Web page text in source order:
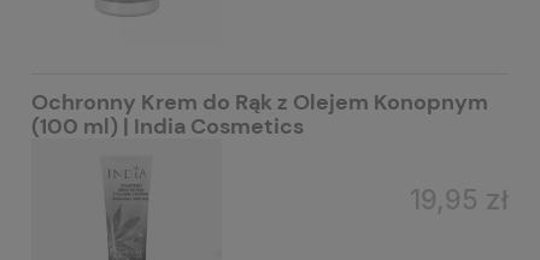
Ochronny Krem do Rąk z Olejem Konopnym
(100 ml) | India Cosmetics
19,95 zł